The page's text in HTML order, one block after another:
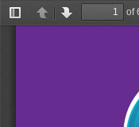
TogglePreviousNext
of